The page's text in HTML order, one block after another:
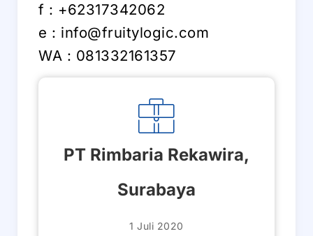
f : +62317342062
e : info@fruitylogic.com
WA : 081332161357
PT Rimbaria Rekawira,
Surabaya
1 Juli 2020